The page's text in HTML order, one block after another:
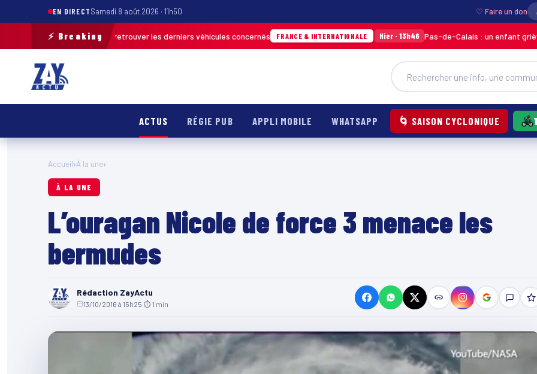
EN DIRECTSamedi 8 août 2026 · 11h50 ♡ Faire un don
⚡ Breaking
de terrain pour retrouver les derniers véhicules concernés FRANCE & INTERNATIONALE Hier · 13h46 Pas-de-Calais : un enfant grièvement
ACTUS RÉGIE PUB APPLI MOBILE WHATSAPP 🌀 SAISON CYCLONIQUE
Accueil›À la une›
À LA UNE
L’ouragan Nicole de force 3 menace les
bermudes
Rédaction ZayActu
13/10/2016 à 15h25 ⏱ 1 min